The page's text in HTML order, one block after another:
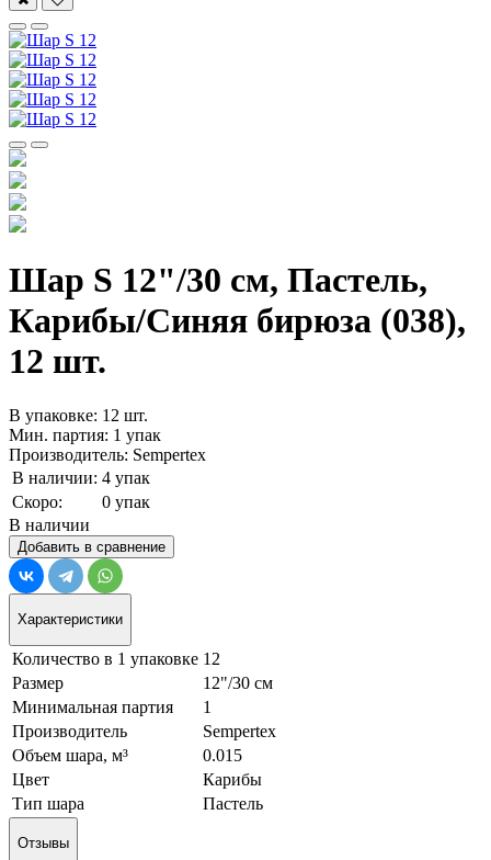
Шар S 12"/30 см, Пастель,
Карибы/Синяя бирюза (038),
12 шт.
В упаковке: 12 шт.
Мин. партия: 1 упак
Производитель: Sempertex
В наличии: 4 упак
Скоро:
0 упак
В наличии
Добавить в сравнение
Характеристики
Количество в 1 упаковке 12
Размер
12"/30 см
Минимальная партия
1
Производитель
Sempertex
Объем шара, м³
0.015
Цвет
Карибы
Тип шара
Пастель
Отзывы